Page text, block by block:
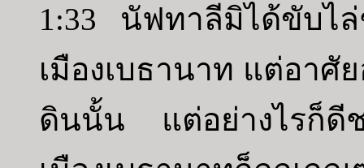
1:33 นัฟทาลีมิได้ขับไล่
เมืองเบธานาท แต่อา
ดินนั้น แต่อย่างไรก็ดีช